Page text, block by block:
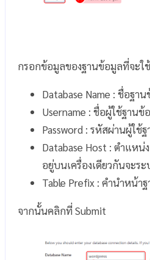
กรอกข้อมูลของฐานข้อมูลที่จะใ
Database Name : ชื่อฐา
Username : ชื่อผู้ใช้ฐานข้
Password : รหัสผ่านผู้ใช้
Database Host : ตำแหน่
อยู่บนเครื่องเดียวกันจะร
Table Prefix : คำนำหน้า
จากนั้นคลิกที่ Submit